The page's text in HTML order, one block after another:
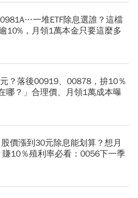
一堆ETF除息選誰？這檔
10%，月領1萬本金只要這麼多
？落後00919、00878，拚10％
哪？」合理價、月領1萬成本曝
價漲到30元除息能划算？想月
10％殖利率必看：0056下一季